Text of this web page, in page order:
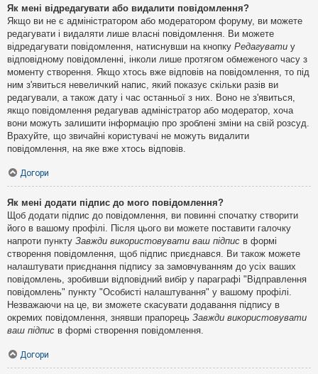
Як мені відредагувати або видалити повідомлення?
Якщо ви не є адміністратором або модератором форуму, ви можете
редагувати і видаляти лише власні повідомлення. Ви можете
відредагувати повідомлення, натиснувши на кнопку Редагувати у
відповідному повідомленні, інколи лише протягом обмеженого часу з
моменту створення. Якщо хтось вже відповів на повідомлення, то під
ним з'явиться невеличкий напис, який показує скільки разів ви
редагували, а також дату і час останньої з них. Воно не з'явиться,
якщо повідомлення редагував адміністратор або модератор, хоча
вони можуть залишити інформацію про зроблені зміни на свій розсуд.
Врахуйте, що звичайні користувачі не можуть видалити
повідомлення, на яке вже хтось відповів.
Догори
Як мені додати підпис до мого повідомлення?
Щоб додати підпис до повідомлення, ви повинні спочатку створити
його в вашому профілі. Після цього ви можете поставити галочку
напроти пункту Завжди використовувати ваш підпис в формі
створення повідомлення, щоб підпис приєднався. Ви також можете
налаштувати приєднання підпису за замовчуванням до усіх ваших
повідомлень, зробивши відповідний вибір у параграфі "Відправлення
повідомлень" пункту "Особисті налаштування" у вашому профілі.
Незважаючи на це, ви зможете скасувати додавання підпису в
окремих повідомлення, знявши прапорець Завжди використовувати
ваш підпис в формі створення повідомлення.
Догори